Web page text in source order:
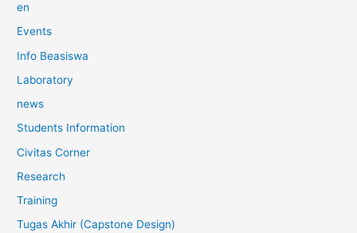
en
Events
Info Beasiswa
Laboratory
news
Students Information
Civitas Corner
Research
Training
Tugas Akhir (Capstone Design)